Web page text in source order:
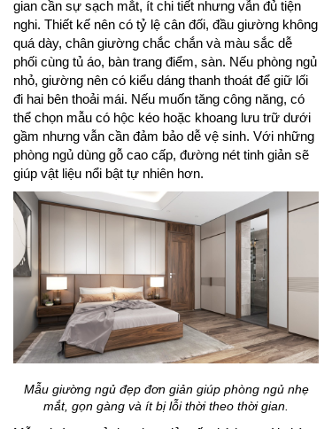
gian cần sự sạch mắt, ít chi tiết nhưng vẫn đủ tiện
nghi. Thiết kế nên có tỷ lệ cân đối, đầu giường không
quá dày, chân giường chắc chắn và màu sắc dễ
phối cùng tủ áo, bàn trang điểm, sàn. Nếu phòng ngủ
nhỏ, giường nên có kiểu dáng thanh thoát để giữ lối
đi hai bên thoải mái. Nếu muốn tăng công năng, có
thể chọn mẫu có hộc kéo hoặc khoang lưu trữ dưới
gầm nhưng vẫn cần đảm bảo dễ vệ sinh. Với những
phòng ngủ dùng gỗ cao cấp, đường nét tinh giản sẽ
giúp vật liệu nổi bật tự nhiên hơn.
Mẫu giường ngủ đẹp đơn giản giúp phòng ngủ nhẹ
mắt, gọn gàng và ít bị lỗi thời theo thời gian.